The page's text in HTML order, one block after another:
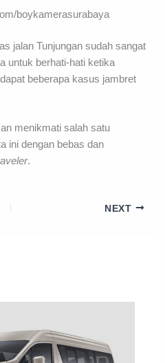
boykamerasurabaya
jalan Tunjungan sudah sangat
untuk berhati-hati ketika
beberapa kasus jambret
menikmati salah satu
ini dengan bebas dan
.
NEXT